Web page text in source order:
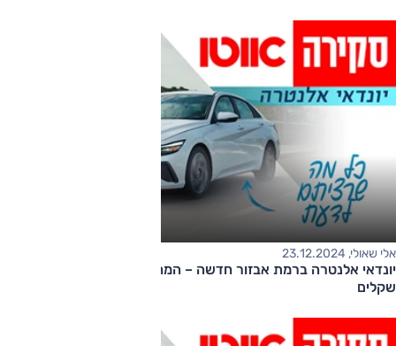
אלי שאולי, 23.12.2024
שקלים